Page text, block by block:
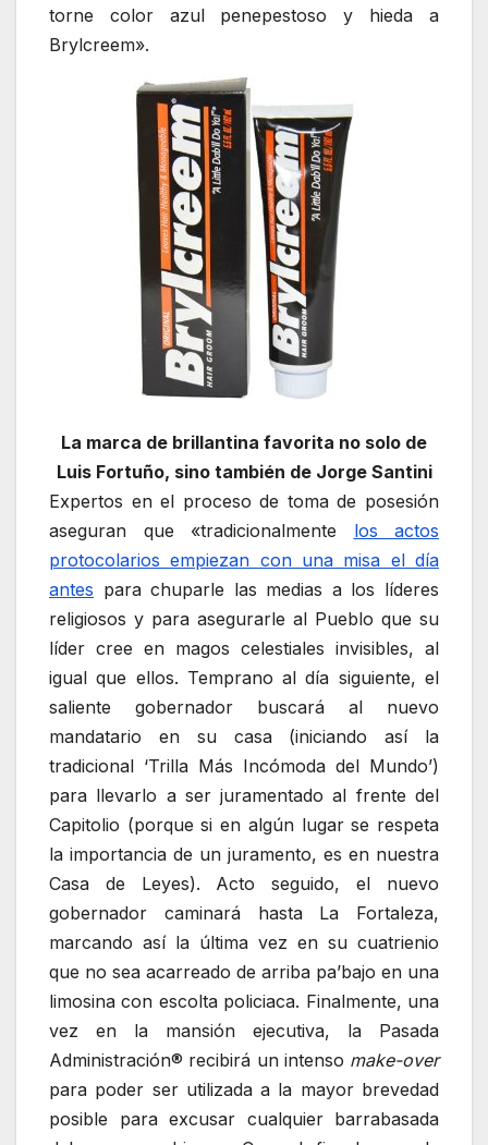
torne color azul penepestoso y hieda a
Brylcreem».
La marca de brillantina favorita no solo de
Luis Fortuño, sino también de Jorge Santini
Expertos en el proceso de toma de posesión
aseguran que «tradicionalmente los actos
protocolarios empiezan con una misa el día
antes para chuparle las medias a los líderes
religiosos y para asegurarle al Pueblo que su
líder cree en magos celestiales invisibles, al
igual que ellos. Temprano al día siguiente, el
saliente gobernador buscará al nuevo
mandatario en su casa (iniciando así la
tradicional ‘Trilla Más Incómoda del Mundo’)
para llevarlo a ser juramentado al frente del
Capitolio (porque si en algún lugar se respeta
la importancia de un juramento, es en nuestra
Casa de Leyes). Acto seguido, el nuevo
gobernador caminará hasta La Fortaleza,
marcando así la última vez en su cuatrienio
que no sea acarreado de arriba pa’bajo en una
limosina con escolta policiaca. Finalmente, una
vez en la mansión ejecutiva, la Pasada
Administración® recibirá un intenso make-over
para poder ser utilizada a la mayor brevedad
posible para excusar cualquier barrabasada